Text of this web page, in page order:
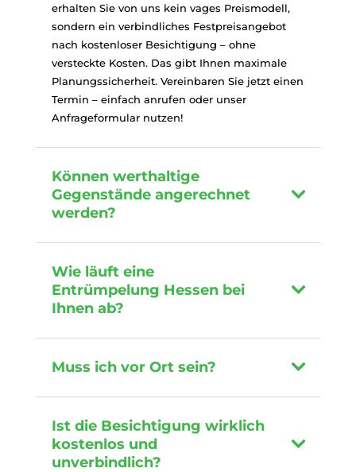
erhalten Sie von uns kein vages Preismodell,
sondern ein verbindliches Festpreisangebot
nach kostenloser Besichtigung – ohne
versteckte Kosten. Das gibt Ihnen maximale
Planungssicherheit. Vereinbaren Sie jetzt einen
Termin – einfach anrufen oder unser
Anfrageformular nutzen!
Können werthaltige
Gegenstände angerechnet
werden?
Wie läuft eine
Entrümpelung Hessen bei
Ihnen ab?
Muss ich vor Ort sein?
Ist die Besichtigung wirklich
kostenlos und
unverbindlich?